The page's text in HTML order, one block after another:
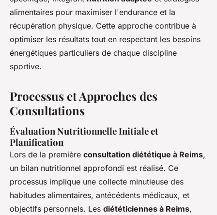
alimentaires pour maximiser l'endurance et la
récupération physique. Cette approche contribue à
optimiser les résultats tout en respectant les besoins
énergétiques particuliers de chaque discipline
sportive.
Processus et Approches des
Consultations
Évaluation Nutritionnelle Initiale et
Planification
Lors de la première consultation diététique à Reims,
un bilan nutritionnel approfondi est réalisé. Ce
processus implique une collecte minutieuse des
habitudes alimentaires, antécédents médicaux, et
objectifs personnels. Les diététiciennes à Reims,